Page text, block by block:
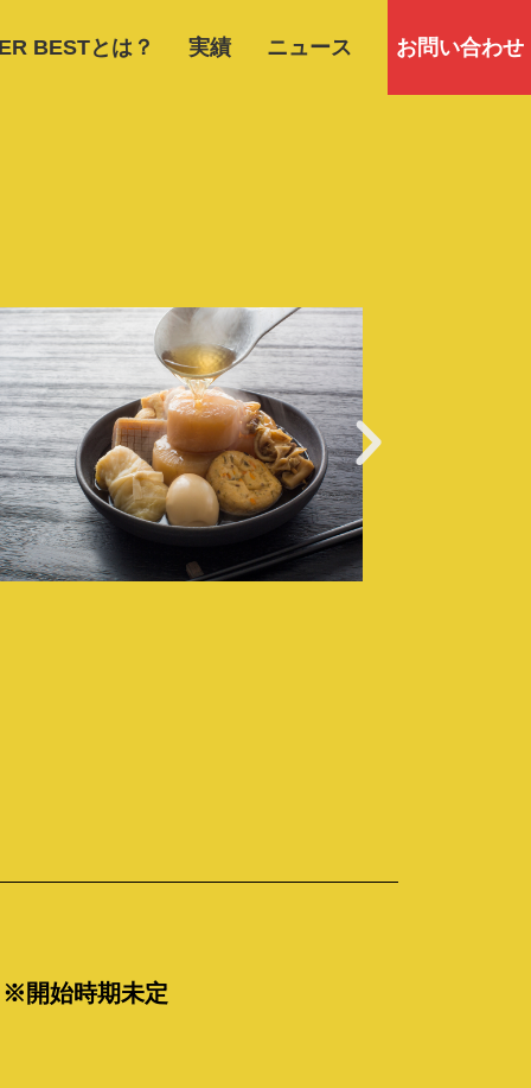
BESTとは？ 実績 ニュース お問い合わせ
※開始時期未定